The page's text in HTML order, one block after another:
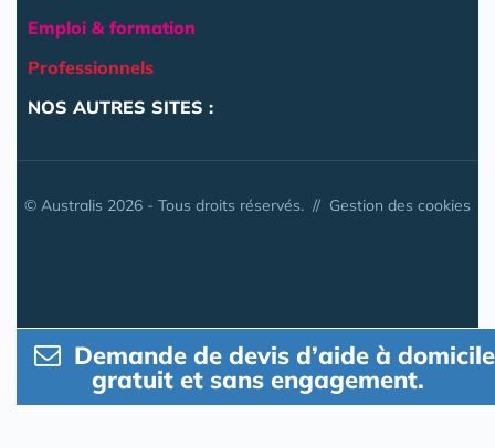
Emploi & formation
Professionnels
NOS AUTRES SITES :
© Australis 2026 - Tous droits réservés. // Gestion des cookies
Demande de devis d’aide à domicile
gratuit et sans engagement.